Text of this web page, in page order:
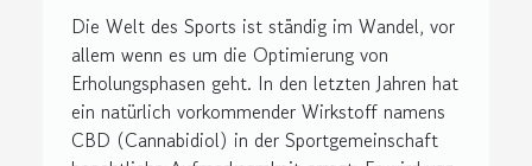
Die Welt des Sports ist ständig im Wandel, vor
allem wenn es um die Optimierung von
Erholungsphasen geht. In den letzten Jahren hat
ein natürlich vorkommender Wirkstoff namens
CBD (Cannabidiol) in der Sportgemeinschaft